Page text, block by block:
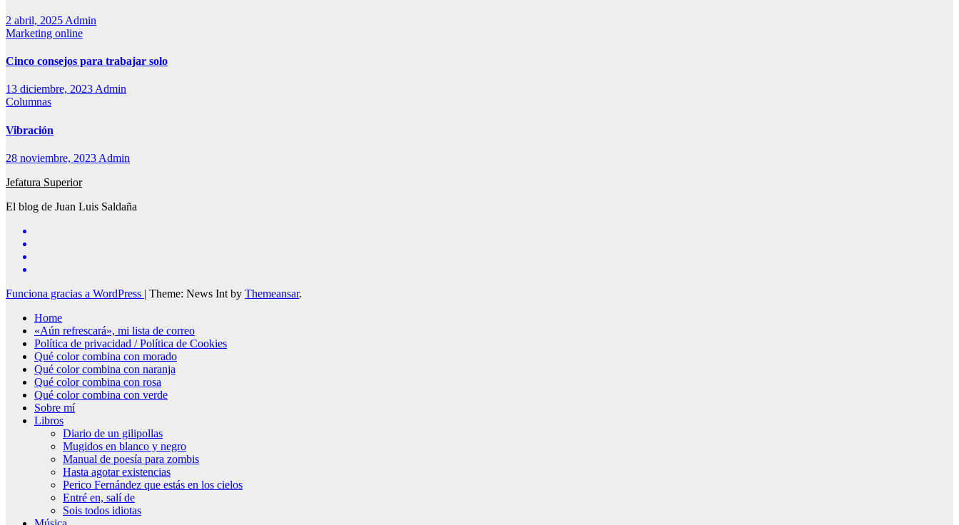
2 abril, 2025 Admin
Marketing online
Cinco consejos para trabajar solo
13 diciembre, 2023 Admin
Columnas
Vibración
28 noviembre, 2023 Admin
Jefatura Superior
El blog de Juan Luis Saldaña
Funciona gracias a WordPress | Theme: News Int by Themeansar.
Home
«Aún refrescará», mi lista de correo
Política de privacidad / Política de Cookies
Qué color combina con morado
Qué color combina con naranja
Qué color combina con rosa
Qué color combina con verde
Sobre mí
Libros
Diario de un gilipollas
Mugidos en blanco y negro
Manual de poesía para zombis
Hasta agotar existencias
Perico Fernández que estás en los cielos
Entré en, salí de
Sois todos idiotas